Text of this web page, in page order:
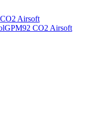
Airsoft
GPM92 CO2 Airsoft